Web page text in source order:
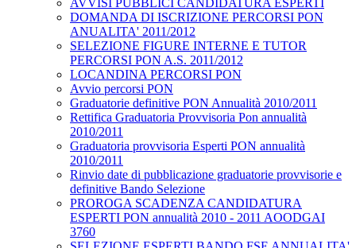
AVVISI PUBBLICI CANDIDATURA ESPERTI
DOMANDA DI ISCRIZIONE PERCORSI PON
ANUALITA' 2011/2012
SELEZIONE FIGURE INTERNE E TUTOR
PERCORSI PON A.S. 2011/2012
LOCANDINA PERCORSI PON
Avvio percorsi PON
Graduatorie definitive PON Annualità 2010/2011
Rettifica Graduatoria Provvisoria Pon annualità
2010/2011
Graduatoria provvisoria Esperti PON annualità
2010/2011
Rinvio date di pubblicazione graduatorie provvisorie e
definitive Bando Selezione
PROROGA SCADENZA CANDIDATURA
ESPERTI PON annualità 2010 - 2011 AOODGAI
3760